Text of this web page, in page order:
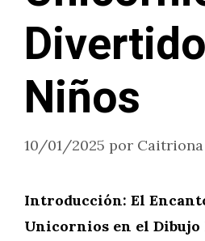
Niños
10/01/2025 por Caitriona
Introducción: El
Unicornios en el